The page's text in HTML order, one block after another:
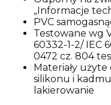
„Informacje
PVC
Testowane wg
60332-1-2/ IEC
0472 cz. 804
Materiały
silikonu i
lakierowanie